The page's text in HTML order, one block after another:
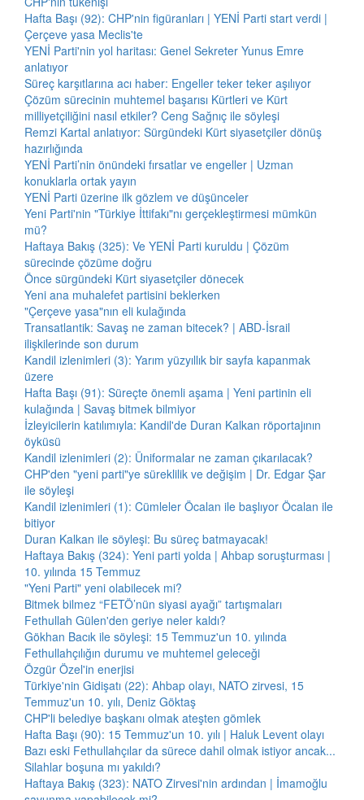
Hafta Başı (92): CHP'nin figüranları | YENİ Parti start verdi |
Çerçeve yasa Meclis'te
YENİ Parti'nin yol haritası: Genel Sekreter Yunus Emre
anlatıyor
Süreç karşıtlarına acı haber: Engeller teker teker aşılıyor
Çözüm sürecinin muhtemel başarısı Kürtleri ve Kürt
milliyetçiliğini nasıl etkiler? Ceng Sağnıç ile söyleşi
Remzi Kartal anlatıyor: Sürgündeki Kürt siyasetçiler dönüş
hazırlığında
YENİ Parti’nin önündeki fırsatlar ve engeller | Uzman
konuklarla ortak yayın
YENİ Parti üzerine ilk gözlem ve düşünceler
Yeni Parti'nin "Türkiye İttifakı"nı gerçekleştirmesi mümkün
mü?
Haftaya Bakış (325): Ve YENİ Parti kuruldu | Çözüm
sürecinde çözüme doğru
Önce sürgündeki Kürt siyasetçiler dönecek
Yeni ana muhalefet partisini beklerken
"Çerçeve yasa"nın eli kulağında
Transatlantik: Savaş ne zaman bitecek? | ABD-İsrail
ilişkilerinde son durum
Kandil izlenimleri (3): Yarım yüzyıllık bir sayfa kapanmak
üzere
Hafta Başı (91): Süreçte önemli aşama | Yeni partinin eli
kulağında | Savaş bitmek bilmiyor
İzleyicilerin katılımıyla: Kandil'de Duran Kalkan röportajının
öyküsü
Kandil izlenimleri (2): Üniformalar ne zaman çıkarılacak?
CHP'den "yeni parti"ye süreklilik ve değişim | Dr. Edgar Şar
ile söyleşi
Kandil izlenimleri (1): Cümleler Öcalan ile başlıyor Öcalan ile
bitiyor
Duran Kalkan ile söyleşi: Bu süreç batmayacak!
Haftaya Bakış (324): Yeni parti yolda | Ahbap soruşturması |
10. yılında 15 Temmuz
"Yeni Parti" yeni olabilecek mi?
Bitmek bilmez “FETÖ’nün siyasi ayağı” tartışmaları
Fethullah Gülen'den geriye neler kaldı?
Gökhan Bacık ile söyleşi: 15 Temmuz'un 10. yılında
Fethullahçılığın durumu ve muhtemel geleceği
Özgür Özel'in enerjisi
Türkiye'nin Gidişatı (22): Ahbap olayı, NATO zirvesi, 15
Temmuz'un 10. yılı, Deniz Göktaş
CHP'li belediye başkanı olmak ateşten gömlek
Hafta Başı (90): 15 Temmuz'un 10. yılı | Haluk Levent olayı
Bazı eski Fethullahçılar da sürece dahil olmak istiyor ancak...
Silahlar boşuna mı yakıldı?
Haftaya Bakış (323): NATO Zirvesi'nin ardından | İmamoğlu